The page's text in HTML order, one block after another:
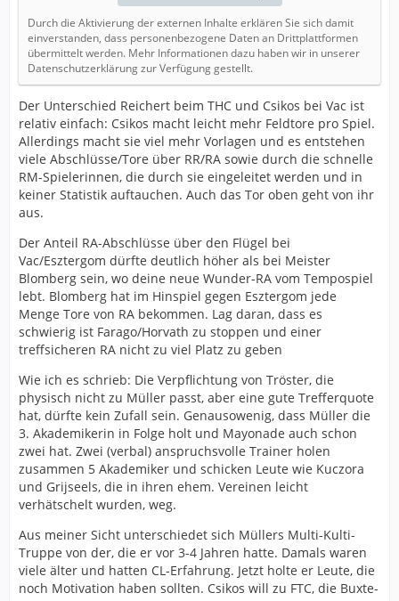
Durch die Aktivierung der externen Inhalte erklären Sie sich damit
einverstanden, dass personenbezogene Daten an Drittplattformen
übermittelt werden. Mehr Informationen dazu haben wir in unserer
Datenschutzerklärung zur Verfügung gestellt.
Der Unterschied Reichert beim THC und Csikos bei Vac ist
relativ einfach: Csikos macht leicht mehr Feldtore pro Spiel.
Allerdings macht sie viel mehr Vorlagen und es entstehen
viele Abschlüsse/Tore über RR/RA sowie durch die schnelle
RM-Spielerinnen, die durch sie eingeleitet werden und in
keiner Statistik auftauchen. Auch das Tor oben geht von ihr
aus.
Der Anteil RA-Abschlüsse über den Flügel bei
Vac/Esztergom dürfte deutlich höher als bei Meister
Blomberg sein, wo deine neue Wunder-RA vom Tempospiel
lebt. Blomberg hat im Hinspiel gegen Esztergom jede
Menge Tore von RA bekommen. Lag daran, dass es
schwierig ist Farago/Horvath zu stoppen und einer
treffsicheren RA nicht zu viel Platz zu geben
Wie ich es schrieb: Die Verpflichtung von Tröster, die
physisch nicht zu Müller passt, aber eine gute Trefferquote
hat, dürfte kein Zufall sein. Genausowenig, dass Müller die
3. Akademikerin in Folge holt und Mayonade auch schon
zwei hat. Zwei (verbal) anspruchsvolle Trainer holen
zusammen 5 Akademiker und schicken Leute wie Kuczora
und Grijseels, die in ihren ehem. Vereinen leicht
verhätschelt wurden, weg.
Aus meiner Sicht unterschiedet sich Müllers Multi-Kulti-
Truppe von der, die er vor 3-4 Jahren hatte. Damals waren
viele älter und hatten CL-Erfahrung. Jetzt holte er Leute, die
noch Motivation haben sollten. Csikos will zu FTC, die Buxte-